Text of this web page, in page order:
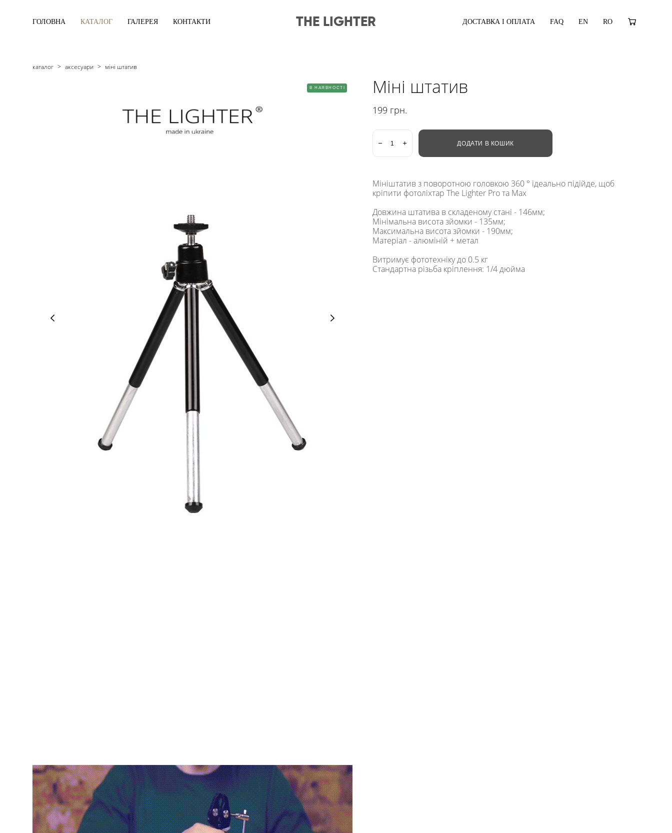
ГОЛОВНА КАТАЛОГ ГАЛЕРЕЯ КОНТАКТИ THE LIGHTER ДОСТАВКА І ОПЛАТА FAQ EN RO
каталог > аксесуари > міні штатив
В НАЯВНОСТІ Міні штатив
199 грн.
ДОДАТИ В КОШИК
Мініштатив з поворотною головкою 360 ° ідеально підійде, щоб
кріпити фотоліхтар The Lighter Pro та Мах
Довжина штатива в складеному стані - 146мм;
Мінімальна висота зйомки - 135мм;
Максимальна висота зйомки - 190мм;
Матеріал - алюміній + метал
Витримує фототехніку до 0.5 кг
Стандартна різьба кріплення: 1/4 дюйма